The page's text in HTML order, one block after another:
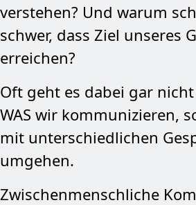
verstehen? Und warum
schwer, dass Ziel unseres
erreichen?
Oft geht es dabei gar
WAS wir kommunizieren,
mit unterschiedlichen
umgehen.
Zwischenmenschliche